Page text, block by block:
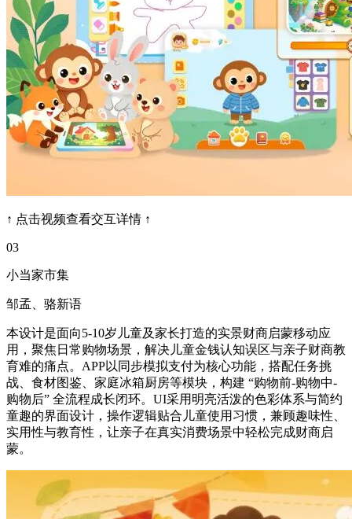
↑ 点击视频查看交互详情 ↑
03
小当家市集
邹孟、骆新语
本设计是面向5-10岁儿童及家长打造的实景财商启蒙移动应
用，聚焦日常购物场景，解决儿童金钱认知误区与亲子财商教
育难的痛点。APP以同步模拟支付为核心功能，搭配任务挑
战、食材图鉴、家庭冰箱厨房等模块，构建 “购物前-购物中-
购物后” 全流程成长闭环。UI采用明亮活泼的色彩体系与简约
童趣的界面设计，操作逻辑贴合儿童使用习惯，兼顾趣味性、
实用性与教育性，让亲子在真实消费场景中轻松完成财商启
蒙。